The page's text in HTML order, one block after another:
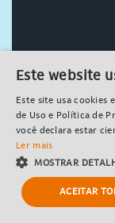
Este website
Este site usa cookies
de Uso e Política de
você declara estar
Ler mais
MOSTRAR
ACEITAR